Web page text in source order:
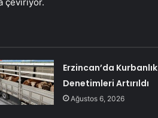
Erzincan’da Kurbanlık
Denetimleri Artırıldı
Ağustos 6, 2026